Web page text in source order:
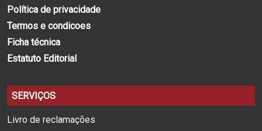
Política de privacidade
Termos e condicoes
Ficha técnica
Estatuto Editorial
SERVIÇOS
Livro de reclamações